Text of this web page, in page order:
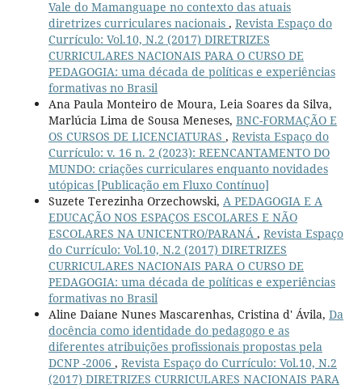
Vale do Mamanguape no contexto das atuais
diretrizes curriculares nacionais , Revista Espaço do
Currículo: Vol.10, N.2 (2017) DIRETRIZES
CURRICULARES NACIONAIS PARA O CURSO DE
PEDAGOGIA: uma década de políticas e experiências
formativas no Brasil
Ana Paula Monteiro de Moura, Leia Soares da Silva,
Marlúcia Lima de Sousa Meneses, BNC-FORMAÇÃO E
OS CURSOS DE LICENCIATURAS , Revista Espaço do
Currículo: v. 16 n. 2 (2023): REENCANTAMENTO DO
MUNDO: criações curriculares enquanto novidades
utópicas [Publicação em Fluxo Contínuo]
Suzete Terezinha Orzechowski, A PEDAGOGIA E A
EDUCAÇÃO NOS ESPAÇOS ESCOLARES E NÃO
ESCOLARES NA UNICENTRO/PARANÁ , Revista Espaço
do Currículo: Vol.10, N.2 (2017) DIRETRIZES
CURRICULARES NACIONAIS PARA O CURSO DE
PEDAGOGIA: uma década de políticas e experiências
formativas no Brasil
Aline Daiane Nunes Mascarenhas, Cristina d' Ávila, Da
docência como identidade do pedagogo e as
diferentes atribuições profissionais propostas pela
DCNP -2006 , Revista Espaço do Currículo: Vol.10, N.2
(2017) DIRETRIZES CURRICULARES NACIONAIS PARA